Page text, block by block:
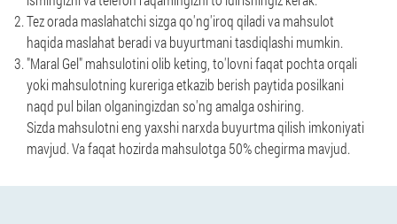
Tez orada maslahatchi sizga qo'ng'iroq qiladi va mahsulot
haqida maslahat beradi va buyurtmani tasdiqlashi mumkin.
"Maral Gel" mahsulotini olib keting, to'lovni faqat pochta orqali
yoki mahsulotning kureriga etkazib berish paytida posilkani
naqd pul bilan olganingizdan so'ng amalga oshiring.
Sizda mahsulotni eng yaxshi narxda buyurtma qilish imkoniyati
mavjud. Va faqat hozirda mahsulotga 50% chegirma mavjud.